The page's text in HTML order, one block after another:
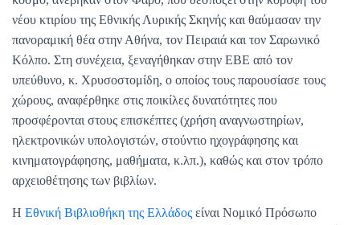
νέου κτιρίου της Εθνικής Λυρικής Σκηνής και θαύμασαν την
πανοραμική θέα στην Αθήνα, τον Πειραιά και τον Σαρωνικό
Κόλπο. Στη συνέχεια, ξεναγήθηκαν στην ΕΒΕ από τον
υπεύθυνο, κ. Χρυσοστομίδη, ο οποίος τους παρουσίασε τους
χώρους, αναφέρθηκε στις ποικίλες δυνατότητες που
προσφέρονται στους επισκέπτες (χρήση αναγνωστηρίων,
ηλεκτρονικών υπολογιστών, στούντιο ηχογράφησης και
κινηματογράφησης, μαθήματα, κ.λπ.), καθώς και στον τρόπο
αρχειοθέτησης των βιβλίων.
Η Εθνική Βιβλιοθήκη της Ελλάδος είναι Νομικό Πρόσωπο